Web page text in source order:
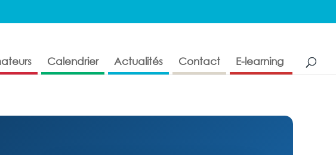
Calendrier Actualités Contact E-learning